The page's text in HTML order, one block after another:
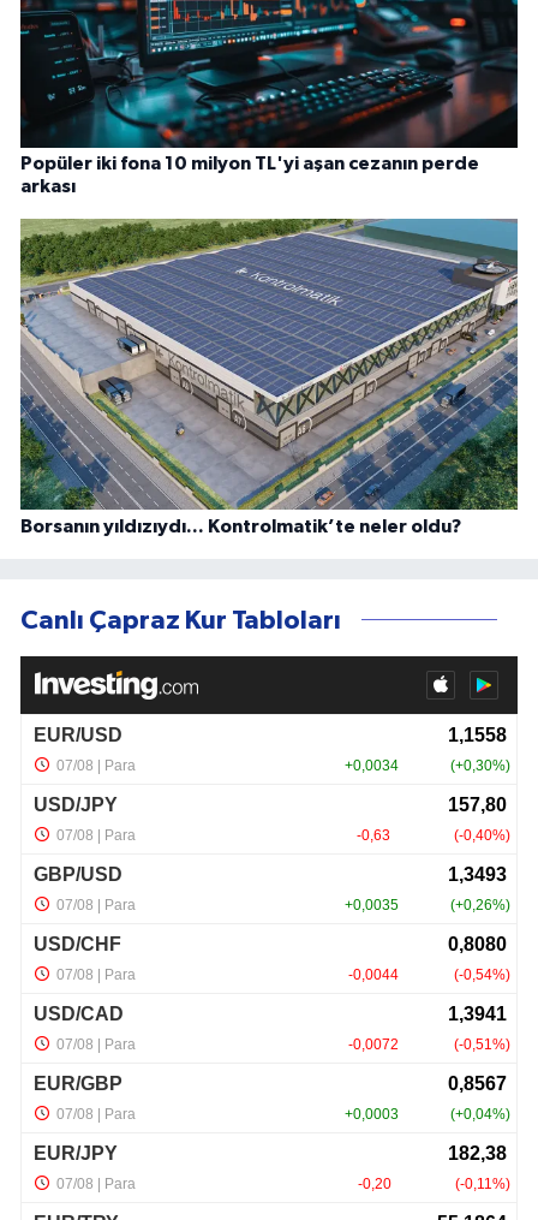
Popüler iki fona 10 milyon TL'yi aşan cezanın perde
arkası
Borsanın yıldızıydı... Kontrolmatik’te neler oldu?
Canlı Çapraz Kur Tabloları